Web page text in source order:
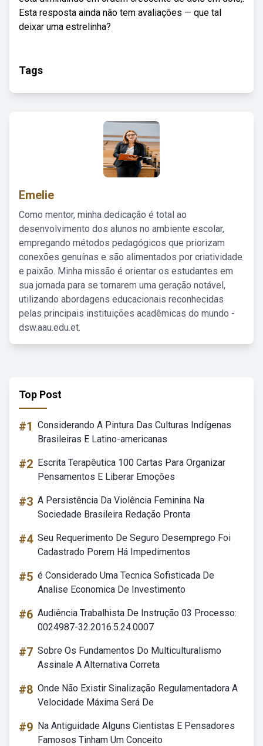
Esta resposta ainda não tem avaliações — que tal
deixar uma estrelinha?
Tags
Emelie
Como mentor, minha dedicação é total ao
desenvolvimento dos alunos no ambiente escolar,
empregando métodos pedagógicos que priorizam
conexões genuínas e são alimentados por criatividade
e paixão. Minha missão é orientar os estudantes em
sua jornada para se tornarem uma geração notável,
utilizando abordagens educacionais reconhecidas
pelas principais instituições acadêmicas do mundo -
dsw.aau.edu.et.
Top Post
#1 Considerando A Pintura Das Culturas Indígenas
Brasileiras E Latino-americanas
#2 Escrita Terapêutica 100 Cartas Para Organizar
Pensamentos E Liberar Emoções
#3 A Persistência Da Violência Feminina Na
Sociedade Brasileira Redação Pronta
#4 Seu Requerimento De Seguro Desemprego Foi
Cadastrado Porem Há Impedimentos
#5 é Considerado Uma Tecnica Sofisticada De
Analise Economica De Investimento
#6 Audiência Trabalhista De Instrução 03 Processo:
0024987-32.2016.5.24.0007
#7 Sobre Os Fundamentos Do Multiculturalismo
Assinale A Alternativa Correta
#8 Onde Não Existir Sinalização Regulamentadora A
Velocidade Máxima Será De
#9 Na Antiguidade Alguns Cientistas E Pensadores
Famosos Tinham Um Conceito